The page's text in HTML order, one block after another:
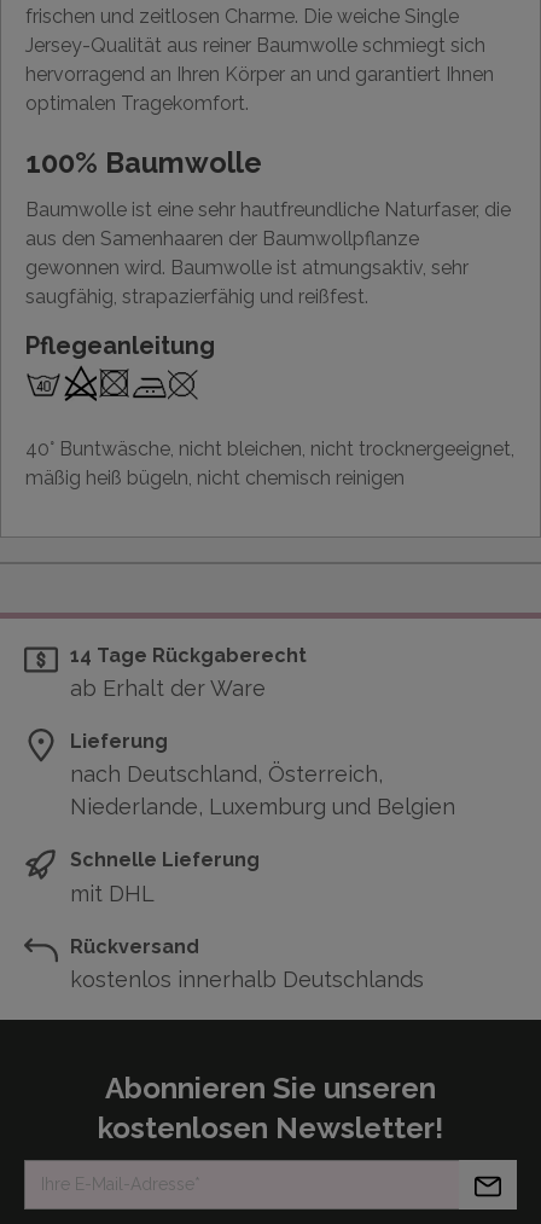
frischen und zeitlosen Charme. Die weiche Single
Jersey-Qualität aus reiner Baumwolle schmiegt sich
hervorragend an Ihren Körper an und garantiert Ihnen
optimalen Tragekomfort.
100% Baumwolle
Baumwolle ist eine sehr hautfreundliche Naturfaser, die
aus den Samenhaaren der Baumwollpflanze
gewonnen wird. Baumwolle ist atmungsaktiv, sehr
saugfähig, strapazierfähig und reißfest.
Pflegeanleitung
40° Buntwäsche, nicht bleichen, nicht trocknergeeignet,
mäßig heiß bügeln, nicht chemisch reinigen
14 Tage Rückgaberecht
ab Erhalt der Ware
Lieferung
nach Deutschland, Österreich,
Niederlande, Luxemburg und Belgien
Schnelle Lieferung
mit DHL
Rückversand
kostenlos innerhalb Deutschlands
Abonnieren Sie unseren
kostenlosen Newsletter!